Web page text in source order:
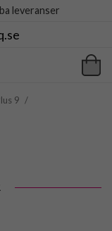
leveranser
9 /